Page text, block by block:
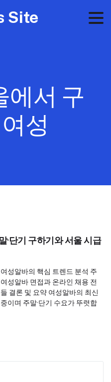
Site
에서 구
성
·단기 구하기와 서울 시급
성알바의 핵심 트렌드 분석 주
성알바 면접과 온라인 채용 전
결론 및 요약 여성알바의 최신
이며 주말·단기 수요가 뚜렷합